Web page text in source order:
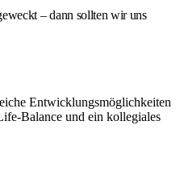
– dann sollten wir uns
Entwicklungsmöglichkeiten
Balance und ein kollegiales